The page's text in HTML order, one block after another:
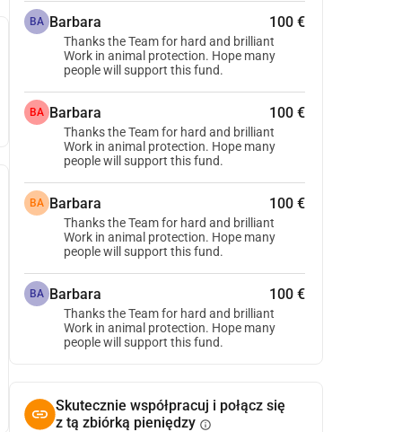
BA Barbara 100 €
Thanks the Team for hard and brilliant
Work in animal protection. Hope many
people will support this fund.
BA Barbara 100 €
Thanks the Team for hard and brilliant
Work in animal protection. Hope many
people will support this fund.
BA Barbara 100 €
Thanks the Team for hard and brilliant
Work in animal protection. Hope many
people will support this fund.
BA Barbara 100 €
Thanks the Team for hard and brilliant
Work in animal protection. Hope many
people will support this fund.
Skutecznie współpracuj i połącz się
z tą zbiórką pieniędzy info